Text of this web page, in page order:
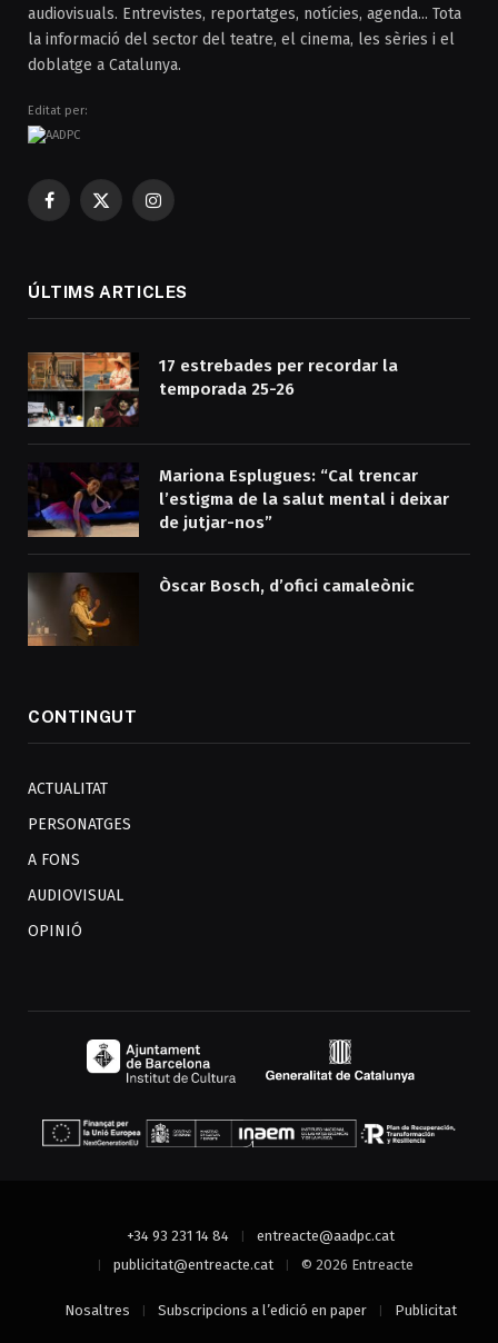
audiovisuals. Entrevistes, reportatges, notícies, agenda... Tota
la informació del sector del teatre, el cinema, les sèries i el
doblatge a Catalunya.
Editat per:
Facebook
X
Instagram
ÚLTIMS ARTICLES
17 estrebades per recordar la
temporada 25-26
Mariona Esplugues: “Cal trencar
l’estigma de la salut mental i deixar
de jutjar-nos”
Òscar Bosch, d’ofici camaleònic
CONTINGUT
ACTUALITAT
PERSONATGES
A FONS
AUDIOVISUAL
OPINIÓ
+34 93 231 14 84
entreacte@aadpc.cat
publicitat@entreacte.cat
© 2026 Entreacte
Nosaltres Subscripcions a l’edició en paper Publicitat